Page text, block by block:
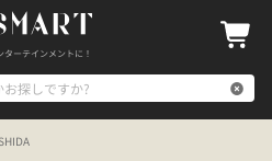
ターテインメントに！
お探しですか?